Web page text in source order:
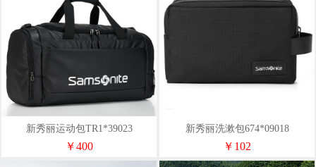
新秀丽运动包TR1*39023
￥400
新秀丽洗漱包674*09018
￥102